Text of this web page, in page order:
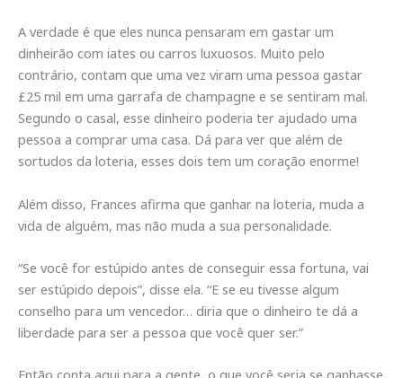
A verdade é que eles nunca pensaram em gastar um
dinheirão com iates ou carros luxuosos. Muito pelo
contrário, contam que uma vez viram uma pessoa gastar
£25 mil em uma garrafa de champagne e se sentiram mal.
Segundo o casal, esse dinheiro poderia ter ajudado uma
pessoa a comprar uma casa. Dá para ver que além de
sortudos da loteria, esses dois tem um coração enorme!
Além disso, Frances afirma que ganhar na loteria, muda a
vida de alguém, mas não muda a sua personalidade.
“Se você for estúpido antes de conseguir essa fortuna, vai
ser estúpido depois”, disse ela. “E se eu tivesse algum
conselho para um vencedor… diria que o dinheiro te dá a
liberdade para ser a pessoa que você quer ser.”